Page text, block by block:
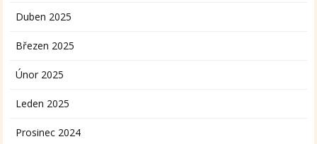
Duben 2025
Březen 2025
Únor 2025
Leden 2025
Prosinec 2024